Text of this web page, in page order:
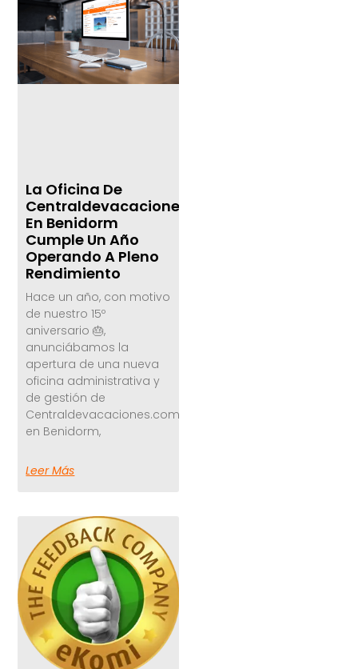
La Oficina De
Centraldevacaciones.com
En Benidorm
Cumple Un Año
Operando A Pleno
Rendimiento
Hace un año, con motivo
de nuestro 15º
aniversario 🎂,
anunciábamos la
apertura de una nueva
oficina administrativa y
de gestión de
Centraldevacaciones.com
en Benidorm,
Leer Más